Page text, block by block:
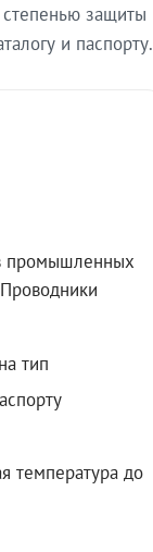
защиты
и паспорту.
промышленных
тип
температура до